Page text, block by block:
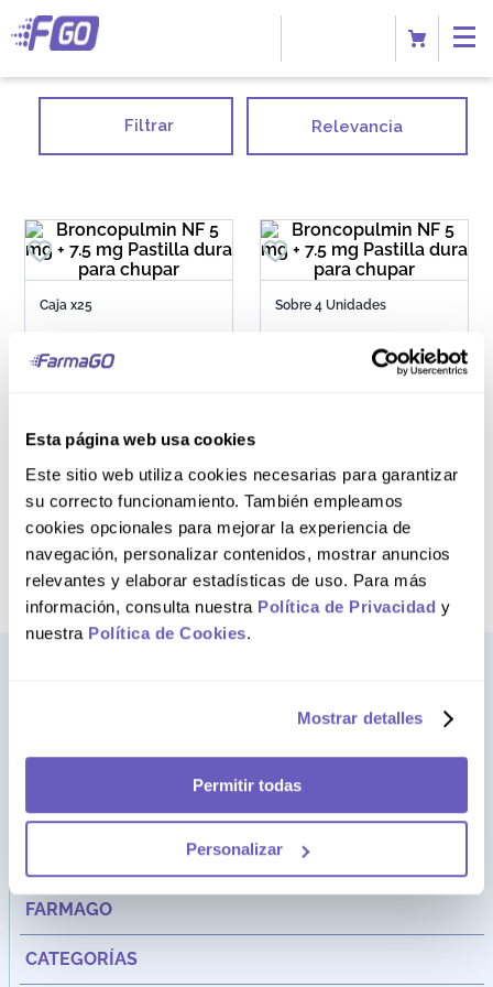
Esta página web usa cookies
Este sitio web utiliza cookies necesarias para garantizar
su correcto funcionamiento. También empleamos
cookies opcionales para mejorar la experiencia de
navegación, personalizar contenidos, mostrar anuncios
relevantes y elaborar estadísticas de uso. Para más
información, consulta nuestra Política de Privacidad y
nuestra Política de Cookies.
Mostrar detalles
Permitir todas
Personalizar
Filtrar Relevancia
Caja x25
mg + 7.5 mg Pastilla
S/ 62.50
AGREGAR AL CARRITO
Sobre 4 Unidades
Broncopulmin NF 5
mg + 7.5 mg Pastilla
S/2.50
AGREGAR AL CARRITO
Dirección:Av. Santa Cecilia Nro. 265 Ate - Lima, Perú
FARMAGO
CATEGORÍAS